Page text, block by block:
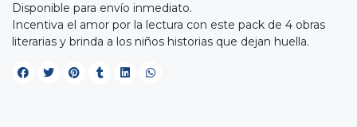
Disponible para envío inmediato.
Incentiva el amor por la lectura con este pack de 4 obras
literarias y brinda a los niños historias que dejan huella.